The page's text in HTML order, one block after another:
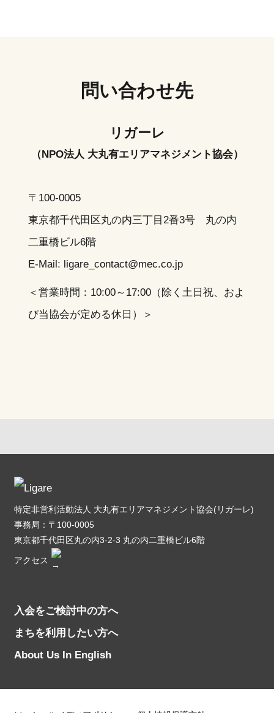
問い合わせ先
リガーレ
（NPO法人 大丸有エリアマネジメント協会）
〒100-0005
東京都千代田区丸の内三丁目2番3号 丸の内
二重橋ビル6階
E-Mail: ligare_contact
mec.co.jp
＜営業時間：10:00～17:00（除く土日祝、およ
び当協会が定める休日）＞
特定非営利活動法人 大丸有エリアマネジメント協会(リガーレ)
事務局：〒100-0005
東京都千代田区丸の内3-2-3 丸の内二重橋ビル6階
アクセス
入会をご検討中の方へ
まちを利用したい方へ
About Us In English